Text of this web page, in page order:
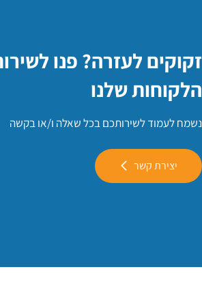
זקוקים לעזרה? פנו
הלקוחות שלנו
נשמח לעמוד לשירותכם בכל שאלה ו/או בקשה
יצירת קשר